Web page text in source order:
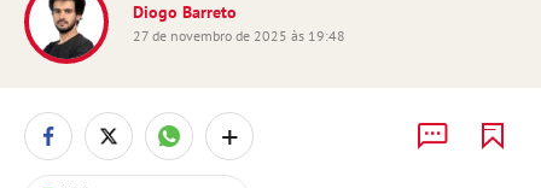
Diogo Barreto
27 de novembro de 2025 às 19:48
+